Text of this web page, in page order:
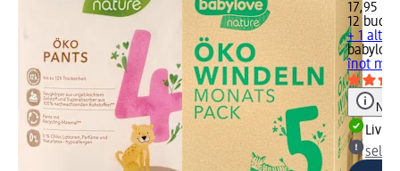
17,95 lei
12 buc
+ 1 altă
babylove
înot
Notă